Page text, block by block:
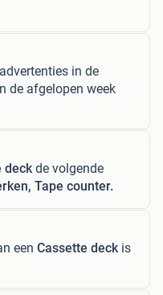
in de
de afgelopen week
deckde volgende
Tape counter.
een Cassette deckis